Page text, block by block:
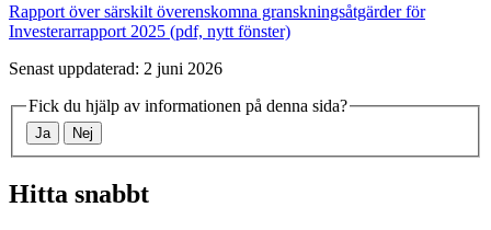
Rapport över särskilt överenskomna granskningsåtgärder för
Investerarrapport 2025 (pdf, nytt fönster)
Senast uppdaterad: 2 juni 2026
Fick du hjälp av informationen på denna sida?
Ja Nej
Hitta snabbt